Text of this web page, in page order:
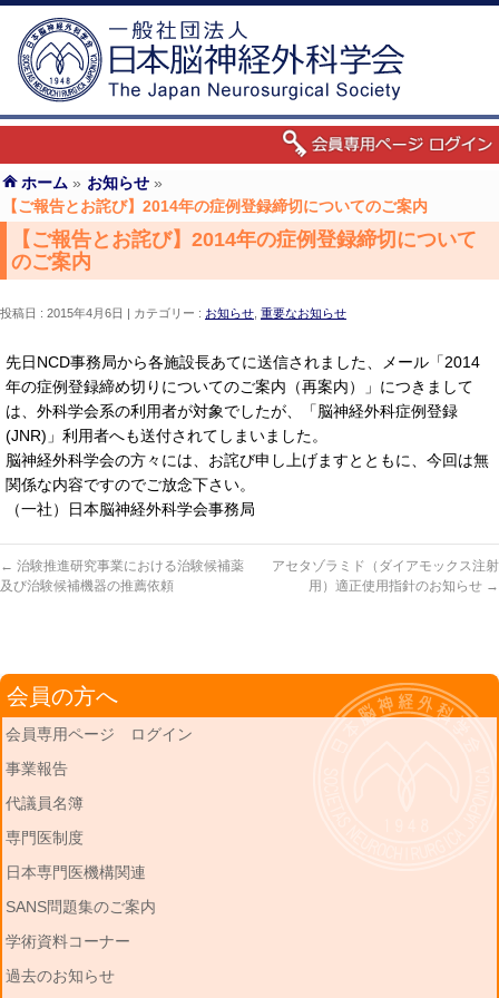
ホーム » お知らせ »
【ご報告とお詫び】2014年の症例登録締切についてのご案内
【ご報告とお詫び】2014年の症例登録締切について
のご案内
投稿日 : 2015年4月6日 カテゴリー : お知らせ 重要なお知らせ
先日NCD事務局から各施設長あてに送信されました、メール「2014
年の症例登録締め切りについてのご案内（再案内）」につきまして
は、外科学会系の利用者が対象でしたが、「脳神経外科症例登録
(JNR)」利用者へも送付されてしまいました。
脳神経外科学会の方々には、お詫び申し上げますとともに、今回は無
関係な内容ですのでご放念下さい。
（一社）日本脳神経外科学会事務局
← 治験推進研究事業における治験候補薬
及び治験候補機器の推薦依頼
アセタゾラミド（ダイアモックス注射
用）適正使用指針のお知らせ →
会員の方へ
会員専用ページ ログイン
事業報告
代議員名簿
専門医制度
日本専門医機構関連
SANS問題集のご案内
学術資料コーナー
過去のお知らせ